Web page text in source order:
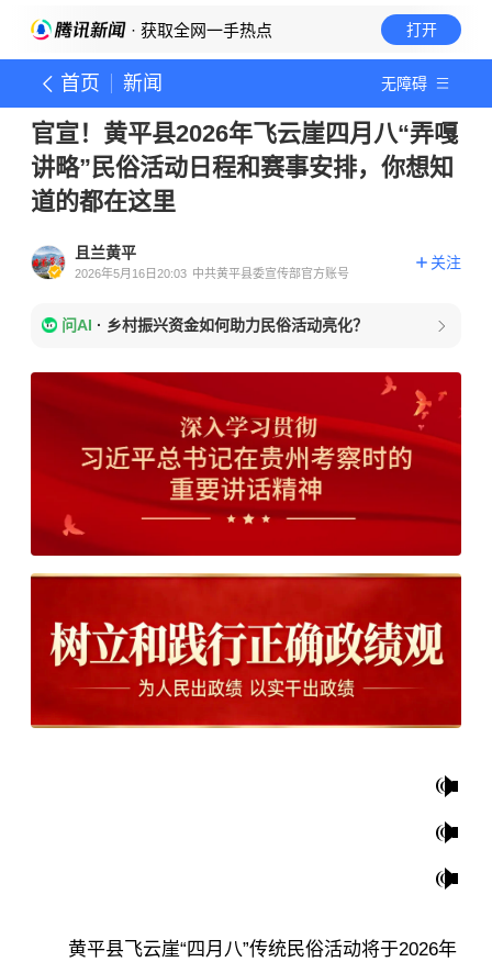
· 获取全网一手热点 打开
首页 新闻 无障碍
官宣！黄平县2026年飞云崖四月八“弄嘎
讲略”民俗活动日程和赛事安排，你想知
道的都在这里
且兰黄平
2026年5月16日20:03 中共黄平县委宣传部官方账号
关注
问AI · 乡村振兴资金如何助力民俗活动亮化？
黄平县飞云崖“四月八”传统民俗活动将于2026年